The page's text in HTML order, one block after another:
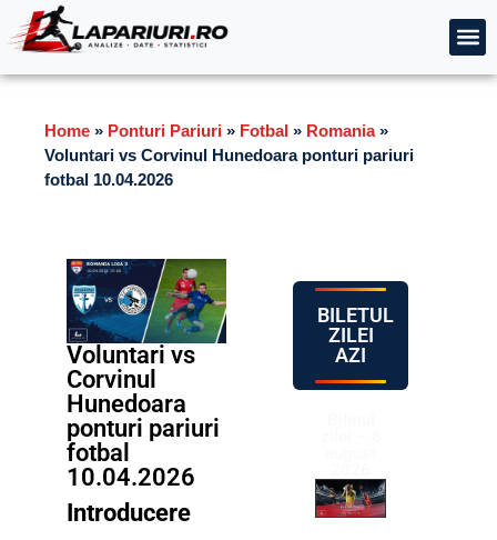
Home » Ponturi Pariuri » Fotbal » Romania»
Voluntari vs Corvinul Hunedoara ponturi pariuri
fotbal 10.04.2026
Voluntari vs
Corvinul
Hunedoara
ponturi pariuri
fotbal
10.04.2026
Introducere
BILETUL
ZILEI
AZI